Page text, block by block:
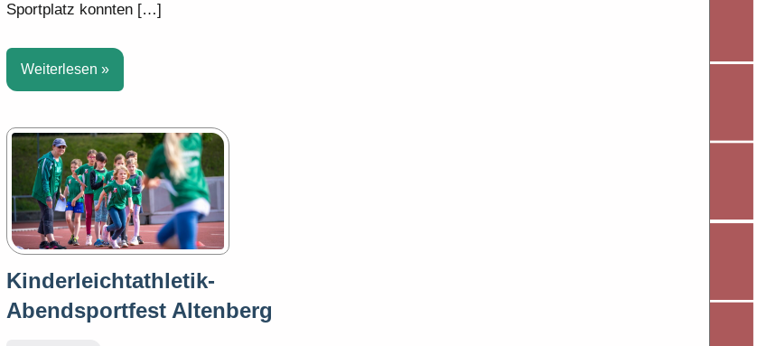
Sportplatz konnten […]
Weiterlesen
Kinderleichtathletik-
Abendsportfest Altenberg